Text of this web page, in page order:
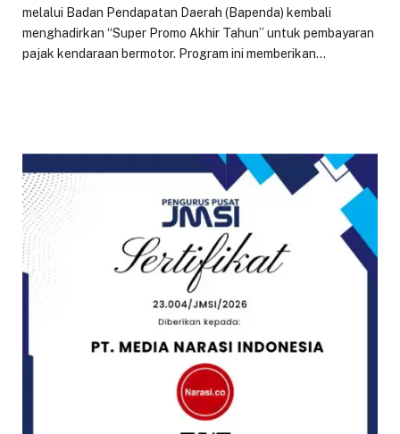
melalui Badan Pendapatan Daerah (Bapenda) kembali
menghadirkan “Super Promo Akhir Tahun” untuk pembayaran
pajak kendaraan bermotor. Program ini memberikan…